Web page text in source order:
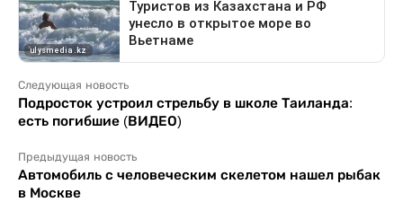
Следующая новость
Подросток устроил стрельбу в школе Таиланда:
есть погибшие (ВИДЕО)
Предыдущая новость
Автомобиль с человеческим скелетом нашел рыбак
в Москве